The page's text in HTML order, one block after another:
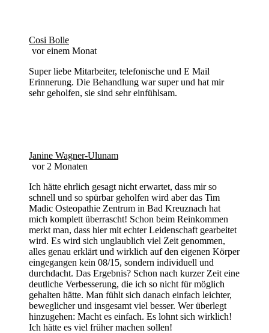
Cosi Bolle
vor einem Monat
Super liebe Mitarbeiter, telefonische und E Mail
Erinnerung. Die Behandlung war super und hat mir
sehr geholfen, sie sind sehr einfühlsam.
Janine Wagner-Ulunam
vor 2 Monaten
Ich hätte ehrlich gesagt nicht erwartet, dass mir so
schnell und so spürbar geholfen wird aber das Tim
Madic Osteopathie Zentrum in Bad Kreuznach hat
mich komplett überrascht! Schon beim Reinkommen
merkt man, dass hier mit echter Leidenschaft gearbeitet
wird. Es wird sich unglaublich viel Zeit genommen,
alles genau erklärt und wirklich auf den eigenen Körper
eingegangen kein 08/15, sondern individuell und
durchdacht. Das Ergebnis? Schon nach kurzer Zeit eine
deutliche Verbesserung, die ich so nicht für möglich
gehalten hätte. Man fühlt sich danach einfach leichter,
beweglicher und insgesamt viel besser. Wer überlegt
hinzugehen: Macht es einfach. Es lohnt sich wirklich!
Ich hätte es viel früher machen sollen!